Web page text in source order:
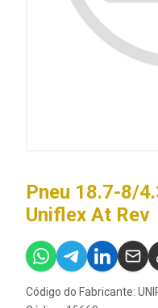
Pneu 18.7-8/
Uniflex At Rev
Código do Fabricante: